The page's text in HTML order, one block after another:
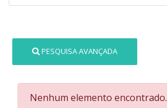
PESQUISA AVANÇADA
Nenhum elemento encontrado.